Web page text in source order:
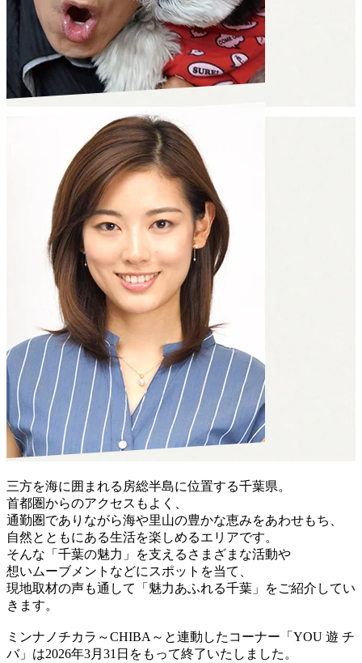
三方を海に囲まれる房総半島に位置する千葉県。
首都圏からのアクセスもよく、
通勤圏でありながら海や里山の豊かな恵みをあわせもち、
自然とともにある生活を楽しめるエリアです。
そんな「千葉の魅力」を支えるさまざまな活動や
想いムーブメントなどにスポットを当て、
現地取材の声も通して「魅力あふれる千葉」をご紹介してい
きます。
ミンナノチカラ～CHIBA～と連動したコーナー「YOU 遊 チ
バ」は2026年3月31日をもって終了いたしました。